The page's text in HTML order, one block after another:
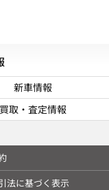
新車情報
買取・査定情報
法に基づく表示